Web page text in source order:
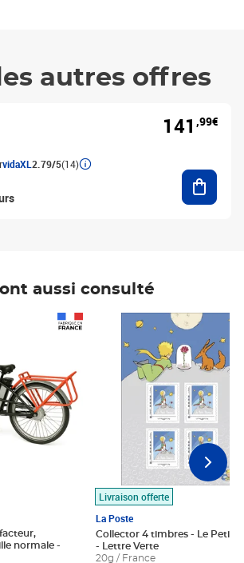
autres offres
vidaXL 2.79/5(14)
141 ,99€
aussi consulté
Livraison offerte
La Poste
Collector 4 timbres - Le Petit
- Lettre Verte
20g / France
Prix 7,50€